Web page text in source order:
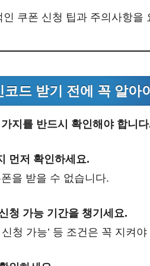
쿠폰 신청 팁과 주의사항을
드 받기 전에 꼭 알아
지를 반드시 확인해야 합니
먼저 확인하세요.
을 받을 수 없습니다.
청 가능 기간을 챙기세요.
청 가능’ 등 조건은 꼭 지켜